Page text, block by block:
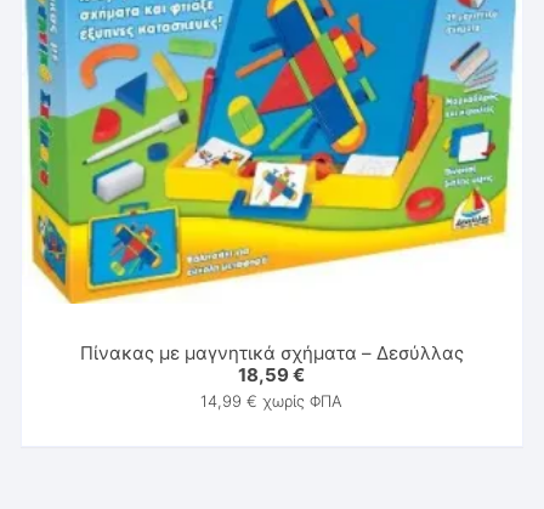
Πίνακας με μαγνητικά σχήματα – Δεσύλλας
18,59€
14,99€ χωρίς ΦΠΑ